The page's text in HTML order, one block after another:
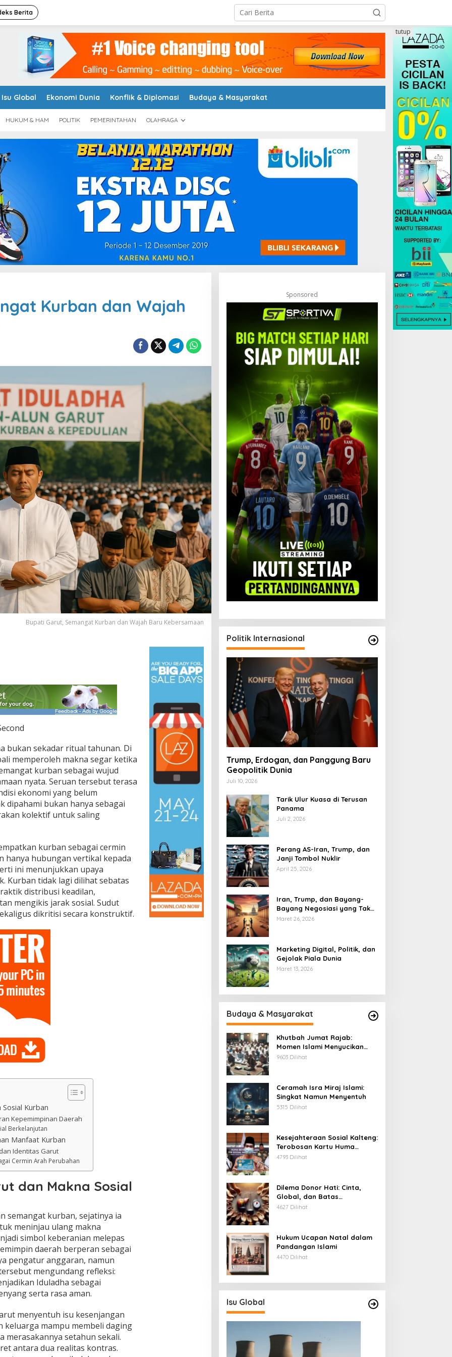
Berita
Isu Global Ekonomi Dunia Konflik & Diplomasi Budaya & Masyarakat
HUKUM & HAM POLITIK PEMERINTAHAN OLAHRAGA
tutup
Kurban dan Wajah
Bupati Garut, Semangat Kurban dan Wajah Baru Kebersamaan
bukan sekadar ritual tahunan. Di
memperoleh makna segar ketika
kurban sebagai wujud
nyata. Seruan tersebut terasa
ekonomi yang belum
dipahami bukan hanya sebagai
kolektif untuk saling
kurban sebagai cermin
hanya hubungan vertikal kepada
ini menunjukkan upaya
Kurban tidak lagi dilihat sebatas
distribusi keadilan,
mengikis jarak sosial. Sudut
dikritisi secara konstruktif.
Kurban
Kepemimpinan Daerah
Berkelanjutan
Manfaat Kurban
Identitas Garut
Cermin Arah Perubahan
dan Makna Sosial
semangat kurban, sejatinya ia
meninjau ulang makna
simbol keberanian melepas
daerah berperan sebagai
pengatur anggaran, namun
mengundang refleksi:
Iduladha sebagai
serta rasa aman.
menyentuh isu kesenjangan
keluarga mampu membeli daging
merasakannya setahun sekali.
antara dua realitas kontras.
Sponsored
Politik Internasional
Trump, Erdogan, dan Panggung Baru
Geopolitik Dunia
Juli 10, 2026
Tarik Ulur Kuasa di Terusan
Panama
Juli 2, 2026
Perang AS-Iran, Trump, dan
Janji Tombol Nuklir
April 25, 2026
Iran, Trump, dan Bayang-
Bayang Negosiasi yang Tak
Pernah Usai
Maret 26, 2026
Marketing Digital, Politik, dan
Gejolak Piala Dunia
Maret 13, 2026
Budaya & Masyarakat
Khutbah Jumat Rajab:
Momen Islami Menyucikan
Hati
9603 Dilihat
Ceramah Isra Miraj Islami:
Singkat Namun Menyentuh
5315 Dilihat
Kesejahteraan Sosial Kalteng:
Terobosan Kartu Huma
Betang
4793 Dilihat
Dilema Donor Hati: Cinta,
Global, dan Batas
Pengorbanan
4627 Dilihat
Hukum Ucapan Natal dalam
Pandangan Islami
4470 Dilihat
Isu Global